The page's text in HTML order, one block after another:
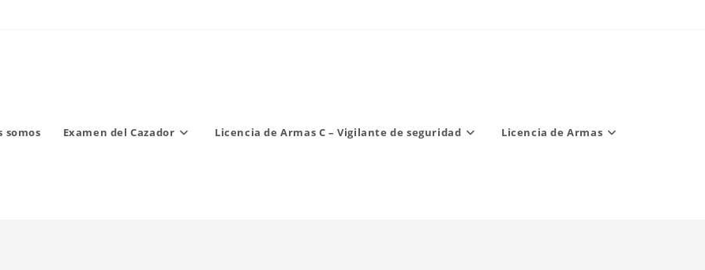
somos Examen del Cazador Licencia de Armas C – Vigilante de seguridad Licencia de Armas